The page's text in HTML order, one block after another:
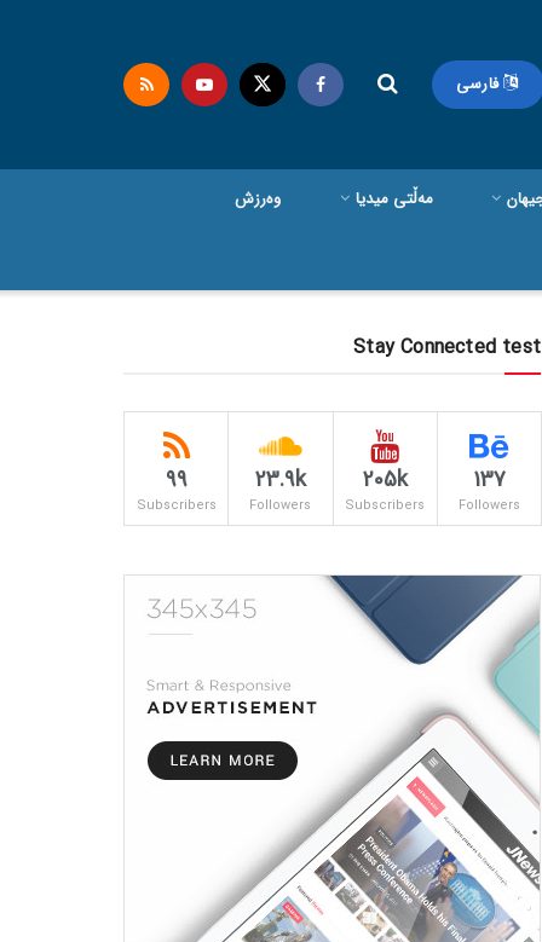
فارسی
مەڵتی میدیا وەرزش
Stay Connected test
137
Followers
205k
Subscribers
23.9k
Followers
99
Subscribers